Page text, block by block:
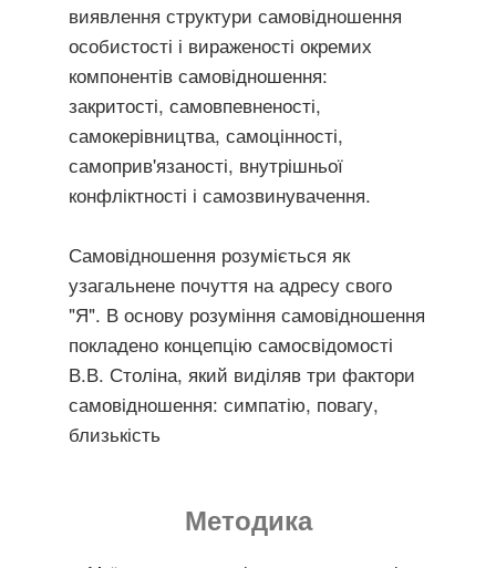
виявлення структури самовідношення
особистості і вираженості окремих
компонентів самовідношення:
закритості, самовпевненості,
самокерівництва, самоцінності,
самоприв'язаності, внутрішньої
конфліктності і самозвинувачення.
Самовідношення розуміється як
узагальнене почуття на адресу свого
"Я". В основу розуміння самовідношення
покладено концепцію самосвідомості
В.В. Століна, який виділяв три фактори
самовідношення: симпатію, повагу,
близькість
Методика